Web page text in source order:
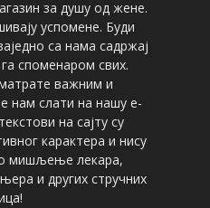
за душу од жене.
успомене. Буди
са нама садржај
споменаром свих.
важним и
нам слати на нашу е-
на сајту су
карактера и нису
мишљење лекара,
и других стручних